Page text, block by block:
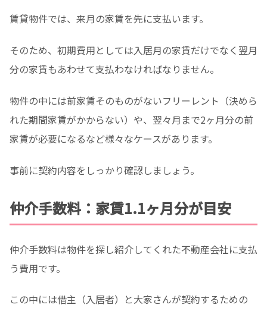
賃貸物件では、来月の家賃を先に支払います。
そのため、初期費用としては入居月の家賃だけでなく翌月
分の家賃もあわせて支払わなければなりません。
物件の中には前家賃そのものがないフリーレント（決めら
れた期間家賃がかからない）や、翌々月まで2ヶ月分の前
家賃が必要になるなど様々なケースがあります。
事前に契約内容をしっかり確認しましょう。
仲介手数料：家賃1.1ヶ月分が目安
仲介手数料は物件を探し紹介してくれた不動産会社に支払
う費用です。
この中には借主（入居者）と大家さんが契約するための